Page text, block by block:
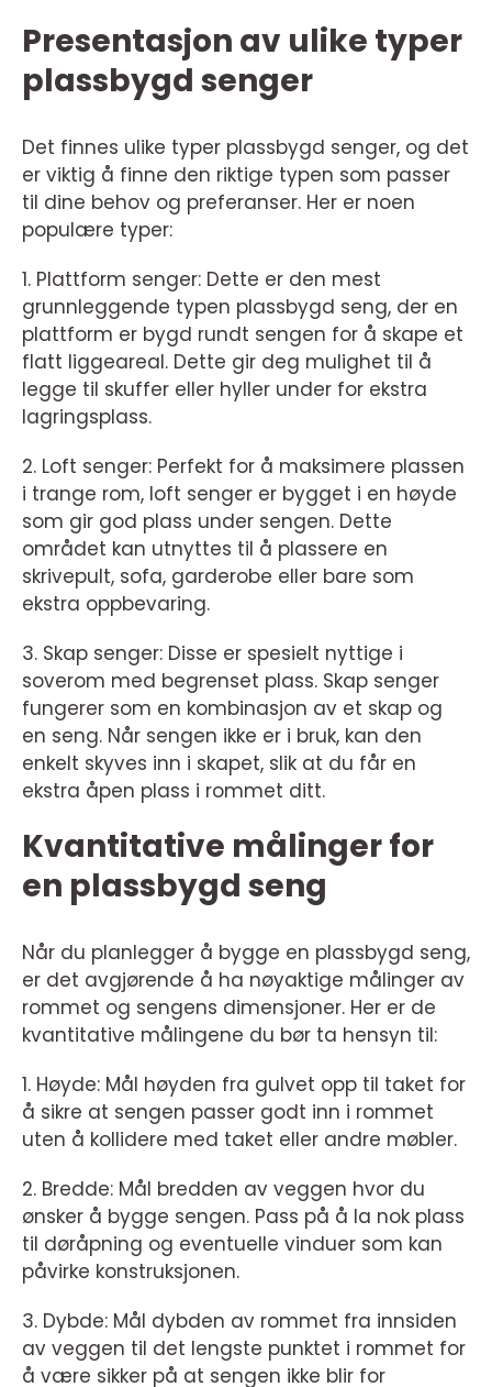
Presentasjon av ulike typer
plassbygd senger
Det finnes ulike typer plassbygd senger, og det
er viktig å finne den riktige typen som passer
til dine behov og preferanser. Her er noen
populære typer:
1. Plattform senger: Dette er den mest
grunnleggende typen plassbygd seng, der en
plattform er bygd rundt sengen for å skape et
flatt liggeareal. Dette gir deg mulighet til å
legge til skuffer eller hyller under for ekstra
lagringsplass.
2. Loft senger: Perfekt for å maksimere plassen
i trange rom, loft senger er bygget i en høyde
som gir god plass under sengen. Dette
området kan utnyttes til å plassere en
skrivepult, sofa, garderobe eller bare som
ekstra oppbevaring.
3. Skap senger: Disse er spesielt nyttige i
soverom med begrenset plass. Skap senger
fungerer som en kombinasjon av et skap og
en seng. Når sengen ikke er i bruk, kan den
enkelt skyves inn i skapet, slik at du får en
ekstra åpen plass i rommet ditt.
Kvantitative målinger for
en plassbygd seng
Når du planlegger å bygge en plassbygd seng,
er det avgjørende å ha nøyaktige målinger av
rommet og sengens dimensjoner. Her er de
kvantitative målingene du bør ta hensyn til:
1. Høyde: Mål høyden fra gulvet opp til taket for
å sikre at sengen passer godt inn i rommet
uten å kollidere med taket eller andre møbler.
2. Bredde: Mål bredden av veggen hvor du
ønsker å bygge sengen. Pass på å la nok plass
til døråpning og eventuelle vinduer som kan
påvirke konstruksjonen.
3. Dybde: Mål dybden av rommet fra innsiden
av veggen til det lengste punktet i rommet for
å være sikker på at sengen ikke blir for